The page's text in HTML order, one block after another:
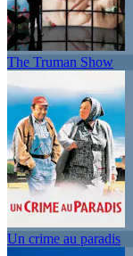
The Truman Show
Un crime au paradis